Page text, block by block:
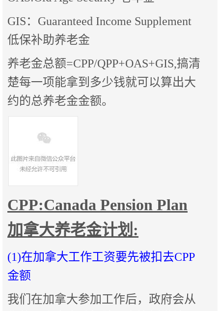
GIS：Guaranteed Income Supplement
低保补助养老金
养老金总额=CPP/QPP+OAS+GIS,搞清
楚每一项能拿到多少钱就可以算出大
约的总养老金金额。
CPP:Canada Pension Plan
加拿大养老金计划:
(1)在加拿大工作工资要先被扣去CPP
金额
我们在加拿大参加工作后，政府会从